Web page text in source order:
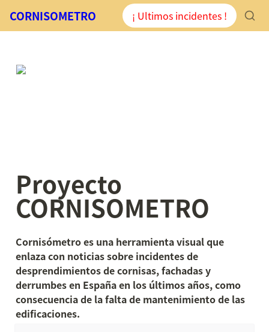
CORNISOMETRO ¡ Ultimos incidentes !
Proyecto
CORNISOMETRO
Cornisómetro es una herramienta visual que
enlaza con noticias sobre incidentes de
desprendimientos de cornisas, fachadas y
derrumbes en España en los últimos años, como
consecuencia de la falta de mantenimiento de las
edificaciones.